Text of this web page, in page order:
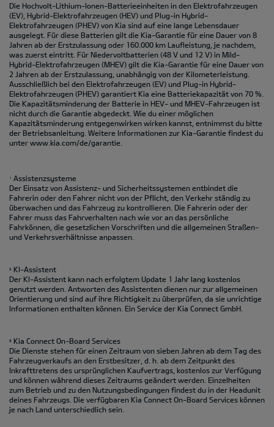
Die Hochvolt-Lithium-Ionen-Batterieeinheiten in den Elektrofahrzeugen
(EV), Hybrid-Elektrofahrzeugen (HEV) und Plug-in Hybrid-
Elektrofahrzeugen (PHEV) von Kia sind auf eine lange Lebensdauer
ausgelegt. Für diese Batterien gilt die Kia-Garantie für eine Dauer von 8
Jahren ab der Erstzulassung oder 160.000 km Laufleistung, je nachdem,
was zuerst eintritt. Für Niedervoltbatterien (48 V und 12 V) in Mild-
Hybrid-Elektrofahrzeugen (MHEV) gilt die Kia-Garantie für eine Dauer von
2 Jahren ab der Erstzulassung, unabhängig von der Kilometerleistung.
Ausschließlich bei den Elektrofahrzeugen (EV) und Plug-in Hybrid-
Elektrofahrzeugen (PHEV) garantiert Kia eine Batteriekapazität von 70 %.
Die Kapazitätsminderung der Batterie in HEV- und MHEV-Fahrzeugen ist
nicht durch die Garantie abgedeckt. Wie du einer möglichen
Kapazitätsminderung entgegenwirken wirken kannst, entnimmst du bitte
der Betriebsanleitung. Weitere Informationen zur Kia-Garantie findest du
unter www.kia.com/de/garantie.
1 Assistenzsysteme
Der Einsatz von Assistenz- und Sicherheitssystemen entbindet die
Fahrerin oder den Fahrer nicht von der Pflicht, den Verkehr ständig zu
überwachen und ​das Fahrzeug zu kontrollieren. Die Fahrerin oder der
Fahrer muss das Fahrverhalten nach wie vor an das persönliche
Fahrkönnen, die gesetzlichen Vorschriften ​und die allgemeinen Straßen-
und Verkehrsverhältnisse anpassen. ​
2
KI-Assistent
Der KI-Assistent kann nach erfolgtem Update 1 Jahr lang kostenlos
genutzt werden. Antworten des Assistenten dienen nur zur allgemeinen
Orientierung und sind auf ihre Richtigkeit zu überprüfen, da sie unrichtige
Informationen enthalten können. Ein Service der Kia Connect GmbH.
3
Kia Connect On-Board Services
Die Dienste stehen für einen Zeitraum von sieben Jahren ab dem Tag des
Fahrzeugverkaufs an den Erstbesitzer, d. h. ab dem Zeitpunkt des
Inkrafttretens des ursprünglichen Kaufvertrags, kostenlos zur Verfügung
und können während dieses Zeitraums geändert werden. Einzelheiten
zum Betrieb und zu den Nutzungsbedingungen findest du in der Headunit
deines Fahrzeugs. Die verfügbaren Kia Connect On-Board Services können
je nach Land unterschiedlich sein.